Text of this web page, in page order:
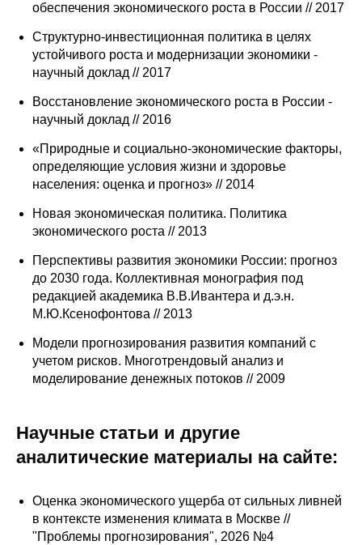
обеспечения экономического роста в России // 2017
Структурно-инвестиционная политика в целях
устойчивого роста и модернизации экономики -
научный доклад // 2017
Восстановление экономического роста в России -
научный доклад // 2016
«Природные и социально-экономические факторы,
определяющие условия жизни и здоровье
населения: оценка и прогноз» // 2014
Новая экономическая политика. Политика
экономического роста // 2013
Перспективы развития экономики России: прогноз
до 2030 года. Коллективная монография под
редакцией академика В.В.Ивантера и д.э.н.
М.Ю.Ксенофонтова // 2013
Модели прогнозирования развития компаний с
учетом рисков. Многотрендовый анализ и
моделирование денежных потоков // 2009
Научные статьи и другие
аналитические материалы на сайте:
Оценка экономического ущерба от сильных ливней
в контексте изменения климата в Москве //
"Проблемы прогнозирования", 2026 №4